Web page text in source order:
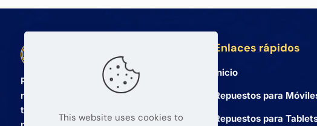
BETA Electronic Co LTD
Proveedor mayorista profesional de
repuestos para teléfonos móviles y
tabletas desde 2008. Ofrecemos
Enlaces rápidos
Inicio
Repuestos para
Repuestos para
This website uses cookies to